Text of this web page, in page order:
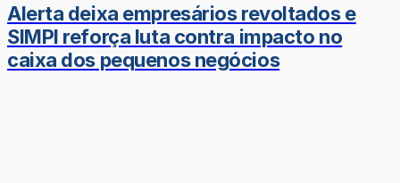
Alerta deixa empresários revoltados e
SIMPI reforça luta contra impacto no
caixa dos pequenos negócios